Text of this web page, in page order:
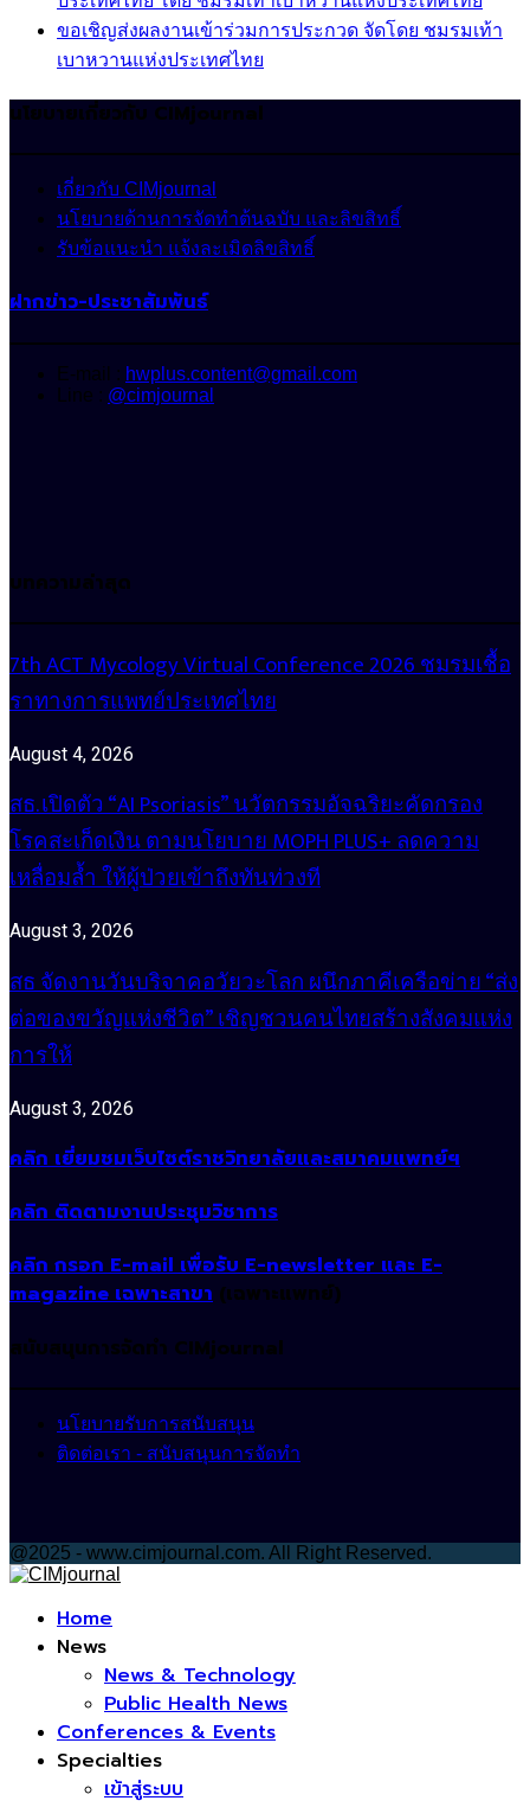
ขอเชิญส่งผลงานเข้าร่วมการประกวด จัดโดย ชมรมเท้า
เบาหวานแห่งประเทศไทย
นโยบายเกี่ยวกับ CIMjournal
เกี่ยวกับ CIMjournal
นโยบายด้านการจัดทำต้นฉบับ และลิขสิทธิ์
รับข้อแนะนำ แจ้งละเมิดลิขสิทธิ์
ฝากข่าว-ประชาสัมพันธ์
E-mail : hwplus.content@gmail.com
Line : @cimjournal
บทความล่าสุด
7th ACT Mycology Virtual Conference 2026 ชมรมเชื้อ
ราทางการแพทย์ประเทศไทย
August 4, 2026
สธ. เปิดตัว “AI Psoriasis” นวัตกรรมอัจฉริยะคัดกรอง
โรคสะเก็ดเงิน ตามนโยบาย MOPH PLUS+ ลดความ
เหลื่อมล้ำ ให้ผู้ป่วยเข้าถึงทันท่วงที
August 3, 2026
สธ จัดงานวันบริจาคอวัยวะโลก ผนึกภาคีเครือข่าย “ส่ง
ต่อของขวัญแห่งชีวิต” เชิญชวนคนไทยสร้างสังคมแห่ง
การให้
August 3, 2026
คลิก เยี่ยมชมเว็บไซต์ราชวิทยาลัยและสมาคมแพทย์ฯ
คลิก ติดตามงานประชุมวิชาการ
คลิก กรอก E-mail เพื่อรับ E-newsletter และ E-
magazine เฉพาะสาขา (เฉพาะแพทย์)
สนับสนุนการจัดทำ CIMjournal
นโยบายรับการสนับสนุน
ติดต่อเรา - สนับสนุนการจัดทำ
@2025 - www.cimjournal.com. All Right Reserved.
Home
News
News & Technology
Public Health News
Conferences & Events
Specialties
เข้าสู่ระบบ